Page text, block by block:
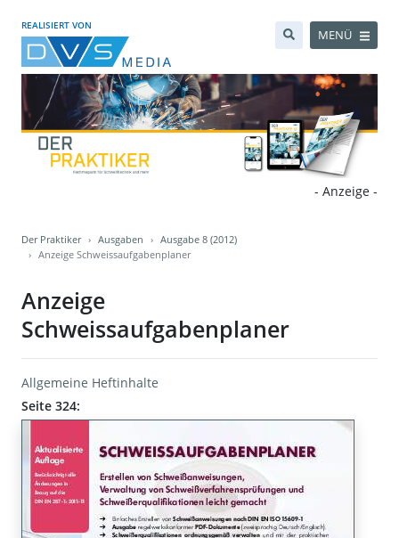
REALISIERT VON
MENÜ
- Anzeige -
Der Praktiker Ausgaben
Ausgabe 8 (2012)
Anzeige Schweissaufgabenplaner
Anzeige
Schweissaufgabenplaner
Allgemeine Heftinhalte
Seite 324: